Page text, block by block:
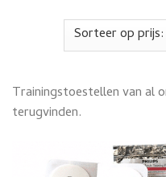
Trainingstoestellen van al
terugvinden.